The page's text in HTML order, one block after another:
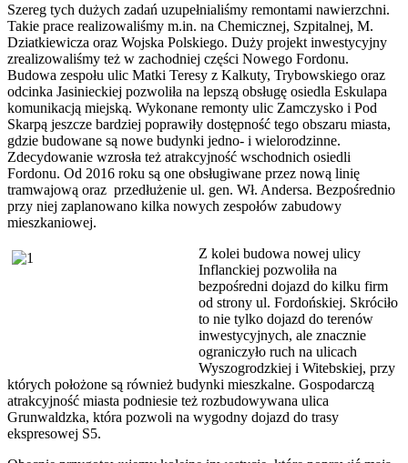
Szereg tych dużych zadań uzupełnialiśmy remontami nawierzchni.
Takie prace realizowaliśmy m.in. na Chemicznej, Szpitalnej, M.
Dziatkiewicza oraz Wojska Polskiego. Duży projekt inwestycyjny
zrealizowaliśmy też w zachodniej części Nowego Fordonu.
Budowa zespołu ulic Matki Teresy z Kalkuty, Trybowskiego oraz
odcinka Jasinieckiej pozwoliła na lepszą obsługę osiedla Eskulapa
komunikacją miejską. Wykonane remonty ulic Zamczysko i Pod
Skarpą jeszcze bardziej poprawiły dostępność tego obszaru miasta,
gdzie budowane są nowe budynki jedno- i wielorodzinne.
Zdecydowanie wzrosła też atrakcyjność wschodnich osiedli
Fordonu. Od 2016 roku są one obsługiwane przez nową linię
tramwajową oraz przedłużenie ul. gen. Wł. Andersa. Bezpośrednio
przy niej zaplanowano kilka nowych zespołów zabudowy
mieszkaniowej.
Z kolei budowa nowej ulicy
Inflanckiej pozwoliła na
bezpośredni dojazd do kilku firm
od strony ul. Fordońskiej. Skróciło
to nie tylko dojazd do terenów
inwestycyjnych, ale znacznie
ograniczyło ruch na ulicach
Wyszogrodzkiej i Witebskiej, przy
których położone są również budynki mieszkalne. Gospodarczą
atrakcyjność miasta podniesie też rozbudowywana ulica
Grunwaldzka, która pozwoli na wygodny dojazd do trasy
ekspresowej S5.